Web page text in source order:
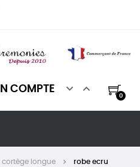
COMPTE  
0
cortège longue robe ecru